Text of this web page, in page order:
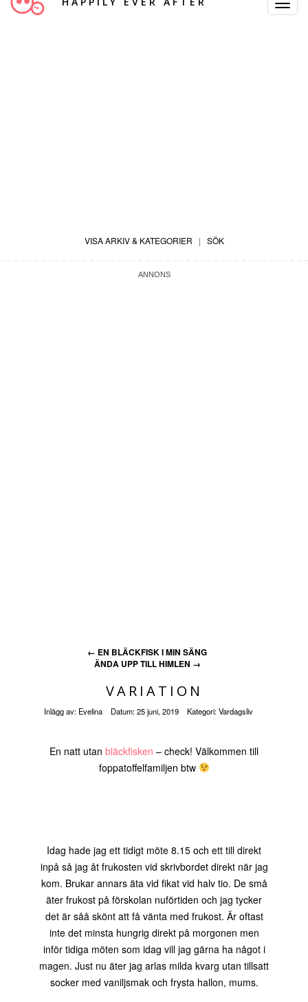
Toggle
VISA ARKIV & KATEGORIER | SÖK
← EN BLÄCKFISK I MIN SÄNG
ÄNDA UPP TILL HIMLEN →
VARIATION
Inlägg av: Evelina Datum:25 juni, 2019 Kategori:Vardagsliv
En natt utan bläckfisken – check! Välkommen till
foppatoffelfamiljen btw
Idag hade jag ett tidigt möte 8.15 och ett till direkt
inpå så jag åt frukosten vid skrivbordet direkt när jag
kom. Brukar annars äta vid fikat vid halv tio. De små
äter frukost på förskolan nuförtiden och jag tycker
det är såå skönt att få vänta med frukost. Är oftast
inte det minsta hungrig direkt på morgonen men
inför tidiga möten som idag vill jag gärna ha något i
magen. Just nu äter jag arlas milda kvarg utan tillsatt
socker med vaniljsmak och frysta hallon, mums.